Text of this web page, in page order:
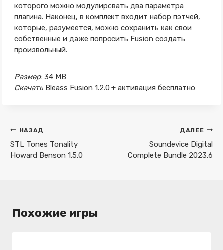
которого можно модулировать два параметра
плагина. Наконец, в комплект входит набор пэтчей,
которые, разумеется, можно сохранить как свои
собственные и даже попросить Fusion создать
произвольный.
Размер: 34 MB
Скачать Bleass Fusion 1.2.0 + активация бесплатно
Навигация
по
записям
НАЗАД
STL Tones Tonality
Howard Benson 1.5.0
ДАЛЕЕ
Soundevice Digital
Complete Bundle 2023.6
Похожие игры